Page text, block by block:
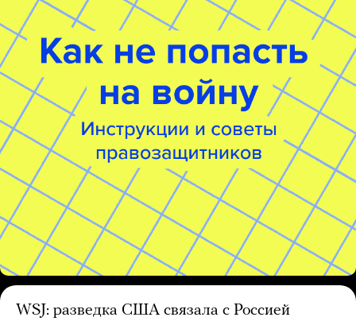
WSJ: разведка США связала с Россией